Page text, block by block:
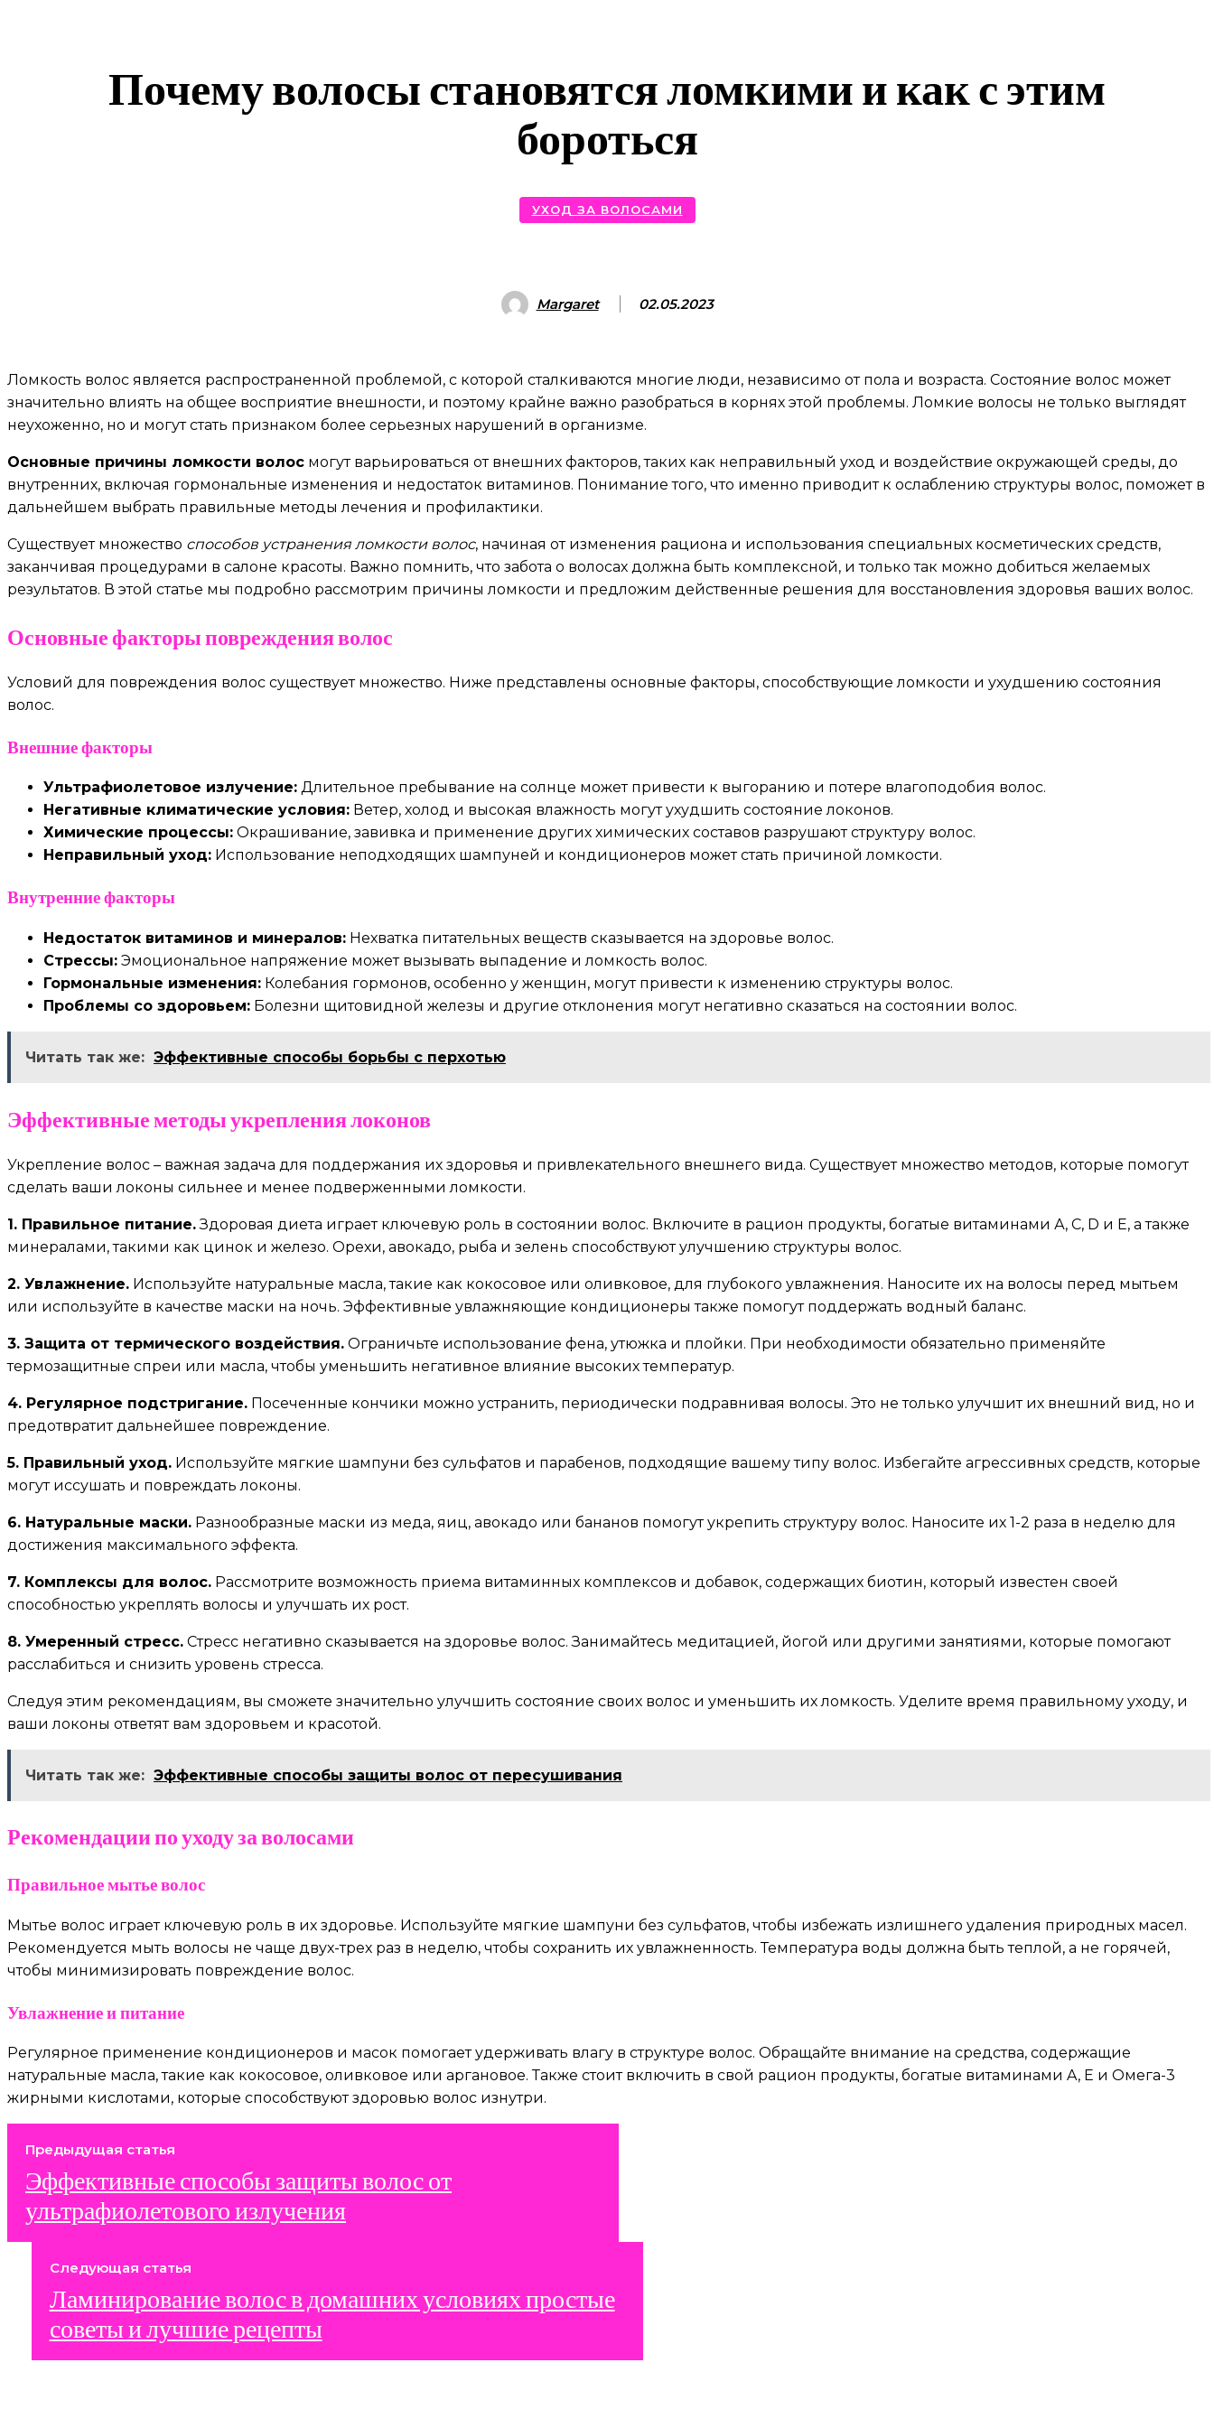
Почему волосы становятся ломкими и как с этим
бороться
УХОД ЗА ВОЛОСАМИ
Margaret 02.05.2023
Ломкость волос является распространенной проблемой, с которой сталкиваются многие люди, независимо от пола и возраста. Состояние волос может
значительно влиять на общее восприятие внешности, и поэтому крайне важно разобраться в корнях этой проблемы. Ломкие волосы не только выглядят
неухоженно, но и могут стать признаком более серьезных нарушений в организме.
Основные причины ломкости волос могут варьироваться от внешних факторов, таких как неправильный уход и воздействие окружающей среды, до
внутренних, включая гормональные изменения и недостаток витаминов. Понимание того, что именно приводит к ослаблению структуры волос, поможет в
дальнейшем выбрать правильные методы лечения и профилактики.
Существует множество способов устранения ломкости волос, начиная от изменения рациона и использования специальных косметических средств,
заканчивая процедурами в салоне красоты. Важно помнить, что забота о волосах должна быть комплексной, и только так можно добиться желаемых
результатов. В этой статье мы подробно рассмотрим причины ломкости и предложим действенные решения для восстановления здоровья ваших волос.
Основные факторы повреждения волос
Условий для повреждения волос существует множество. Ниже представлены основные факторы, способствующие ломкости и ухудшению состояния
волос.
Внешние факторы
Ультрафиолетовое излучение: Длительное пребывание на солнце может привести к выгоранию и потере влагоподобия волос.
Негативные климатические условия: Ветер, холод и высокая влажность могут ухудшить состояние локонов.
Химические процессы: Окрашивание, завивка и применение других химических составов разрушают структуру волос.
Неправильный уход: Использование неподходящих шампуней и кондиционеров может стать причиной ломкости.
Внутренние факторы
Недостаток витаминов и минералов: Нехватка питательных веществ сказывается на здоровье волос.
Стрессы: Эмоциональное напряжение может вызывать выпадение и ломкость волос.
Гормональные изменения: Колебания гормонов, особенно у женщин, могут привести к изменению структуры волос.
Проблемы со здоровьем: Болезни щитовидной железы и другие отклонения могут негативно сказаться на состоянии волос.
Читать так же: Эффективные способы борьбы с перхотью
Эффективные методы укрепления локонов
Укрепление волос – важная задача для поддержания их здоровья и привлекательного внешнего вида. Существует множество методов, которые помогут
сделать ваши локоны сильнее и менее подверженными ломкости.
1. Правильное питание.Здоровая диета играет ключевую роль в состоянии волос. Включите в рацион продукты, богатые витаминами А, С, D и Е, а также
минералами, такими как цинок и железо. Орехи, авокадо, рыба и зелень способствуют улучшению структуры волос.
2. Увлажнение. Используйте натуральные масла, такие как кокосовое или оливковое, для глубокого увлажнения. Наносите их на волосы перед мытьем
или используйте в качестве маски на ночь. Эффективные увлажняющие кондиционеры также помогут поддержать водный баланс.
3. Защита от термического воздействия. Ограничьте использование фена, утюжка и плойки. При необходимости обязательно применяйте
термозащитные спреи или масла, чтобы уменьшить негативное влияние высоких температур.
4. Регулярное подстригание. Посеченные кончики можно устранить, периодически подравнивая волосы. Это не только улучшит их внешний вид, но и
предотвратит дальнейшее повреждение.
5. Правильный уход. Используйте мягкие шампуни без сульфатов и парабенов, подходящие вашему типу волос. Избегайте агрессивных средств, которые
могут иссушать и повреждать локоны.
6. Натуральные маски. Разнообразные маски из меда, яиц, авокадо или бананов помогут укрепить структуру волос. Наносите их 1-2 раза в неделю для
достижения максимального эффекта.
7. Комплексы для волос. Рассмотрите возможность приема витаминных комплексов и добавок, содержащих биотин, который известен своей
способностью укреплять волосы и улучшать их рост.
8. Умеренный стресс. Стресс негативно сказывается на здоровье волос. Занимайтесь медитацией, йогой или другими занятиями, которые помогают
расслабиться и снизить уровень стресса.
Следуя этим рекомендациям, вы сможете значительно улучшить состояние своих волос и уменьшить их ломкость. Уделите время правильному уходу, и
ваши локоны ответят вам здоровьем и красотой.
Читать так же: Эффективные способы защиты волос от пересушивания
Рекомендации по уходу за волосами
Правильное мытье волос
Мытье волос играет ключевую роль в их здоровье. Используйте мягкие шампуни без сульфатов, чтобы избежать излишнего удаления природных масел.
Рекомендуется мыть волосы не чаще двух-трех раз в неделю, чтобы сохранить их увлажненность. Температура воды должна быть теплой, а не горячей,
чтобы минимизировать повреждение волос.
Увлажнение и питание
Регулярное применение кондиционеров и масок помогает удерживать влагу в структуре волос. Обращайте внимание на средства, содержащие
натуральные масла, такие как кокосовое, оливковое или аргановое. Также стоит включить в свой рацион продукты, богатые витаминами A, E и Омега-3
жирными кислотами, которые способствуют здоровью волос изнутри.
Предыдущая статья
Эффективные способы защиты волос от
ультрафиолетового излучения
Следующая статья
Ламинирование волос в домашних условиях простые
советы и лучшие рецепты